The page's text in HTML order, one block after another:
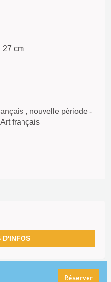
27 cm
, nouvelle période -
français
D'INFOS
Réserver